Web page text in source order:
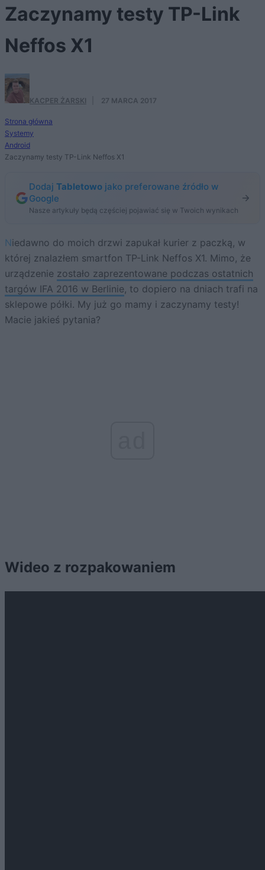
Zaczynamy testy TP-Link
Neffos X1
KACPER ŻARSKI 27 MARCA 2017
Strona główna
Systemy
Android
Zaczynamy testy TP-Link Neffos X1
Dodaj Tabletowo jako preferowane źródło w
Google
Nasze artykuły będą częściej pojawiać się w Twoich wynikach
Niedawno do moich drzwi zapukał kurier z paczką, w
której znalazłem smartfon TP-Link Neffos X1. Mimo, że
urządzenie zostało zaprezentowane podczas ostatnich
targów IFA 2016 w Berlinie, to dopiero na dniach trafi na
sklepowe półki. My już go mamy i zaczynamy testy!
Macie jakieś pytania?
Wideo z rozpakowaniem